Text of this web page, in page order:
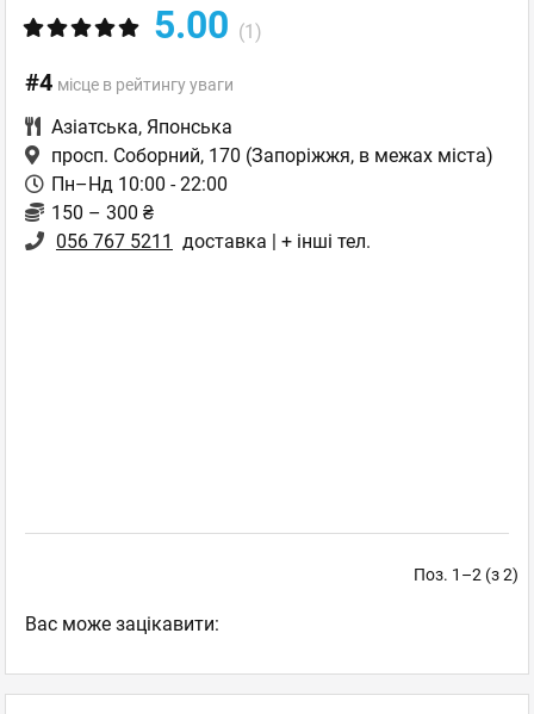
5.00 (1)
#4 місце в рейтингу уваги
Азіатська, Японська
просп. Соборний, 170 (Запоріжжя, в межах міста)
Пн–Нд 10:00 - 22:00
150 – 300 ₴
056 767 5211 доставка | + інші тел.
Поз. 1–2 (з 2)
Вас може зацікавити: